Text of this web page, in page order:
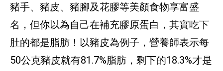
豬手、豬皮、豬腳及花膠等美顏食物享富盛
名，但你以為自己在補充膠原蛋白，其實吃下
肚的都是脂肪！以豬皮為例子，營養師表示每
50公克豬皮就有81.7%脂肪，剩下的18.3%才是